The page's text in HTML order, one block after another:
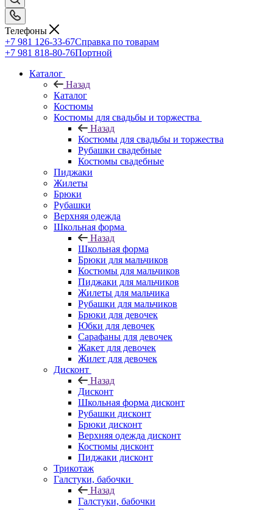
Телефоны
+7 981 126-33-67Справка по товарам
+7 981 818-80-76Портной
Каталог
Назад
Каталог
Костюмы
Костюмы для свадьбы и торжества
Назад
Костюмы для свадьбы и торжества
Рубашки свадебные
Костюмы свадебные
Пиджаки
Жилеты
Брюки
Рубашки
Верхняя одежда
Школьная форма
Назад
Школьная форма
Брюки для мальчиков
Костюмы для мальчиков
Пиджаки для мальчиков
Жилеты для мальчика
Рубашки для мальчиков
Брюки для девочек
Юбки для девочек
Сарафаны для девочек
Жакет для девочек
Жилет для девочек
Дисконт
Назад
Дисконт
Школьная форма дисконт
Рубашки дисконт
Брюки дисконт
Верхняя одежда дисконт
Костюмы дисконт
Пиджаки дисконт
Трикотаж
Галстуки, бабочки
Назад
Галстуки, бабочки